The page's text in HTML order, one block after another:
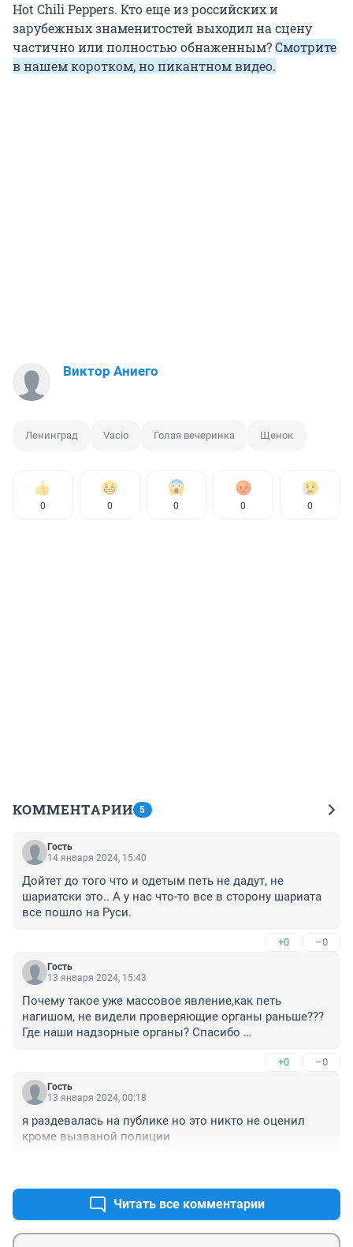
Hot Chili Peppers. Кто еще из российских и
зарубежных знаменитостей выходил на сцену
частично или полностью обнаженным?Смотрите
в нашем коротком, но пикантном видео.
Виктор Аниего
Ленинград Vacio Голая вечеринка Щенок
0 0 0 0 0
КОММЕНТАРИИ 5
Гость
14 января 2024, 15:40
Дойтет до того что и одетым петь не дадут, не
шариатски это.. А у нас что-то все в сторону шариата
все пошло на Руси.
+0 –0
Гость
13 января 2024, 15:43
Почему такое уже массовое явление,как петь
нагишом, не видели проверяющие органы раньше???
Где наши надзорные органы? Спасибо
+0 –0
Гость
13 января 2024, 00:18
я раздевалась на публике но это никто не оценил
кроме вызваной полиции
Читать все комментарии